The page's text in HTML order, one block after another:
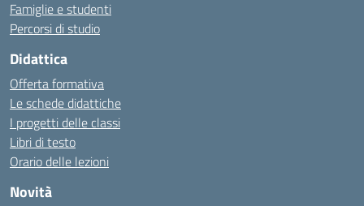
Famiglie e studenti
Percorsi di studio
Didattica
Offerta formativa
Le schede didattiche
I progetti delle classi
Libri di testo
Orario delle lezioni
Novità